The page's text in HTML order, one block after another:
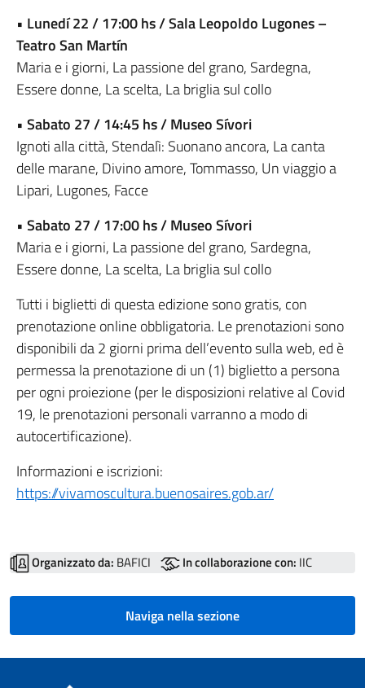
• Lunedí 22 / 17:00 hs / Sala Leopoldo Lugones –
Teatro San Martín
Maria e i giorni, La passione del grano, Sardegna,
Essere donne, La scelta, La briglia sul collo
• Sabato 27 / 14:45 hs / Museo Sívori
Ignoti alla città, Stendalì: Suonano ancora, La canta
delle marane, Divino amore, Tommasso, Un viaggio a
Lipari, Lugones, Facce
• Sabato 27 / 17:00 hs / Museo Sívori
Maria e i giorni, La passione del grano, Sardegna,
Essere donne, La scelta, La briglia sul collo
Tutti i biglietti di questa edizione sono gratis, con
prenotazione online obbligatoria. Le prenotazioni sono
disponibili da 2 giorni prima dell’evento sulla web, ed è
permessa la prenotazione di un (1) biglietto a persona
per ogni proiezione (per le disposizioni relative al Covid
19, le prenotazioni personali varranno a modo di
autocertificazione).
Informazioni e iscrizioni:
https://vivamoscultura.buenosaires.gob.ar/
Organizzato da: BAFICI In collaborazione con: IIC
Naviga nella sezione